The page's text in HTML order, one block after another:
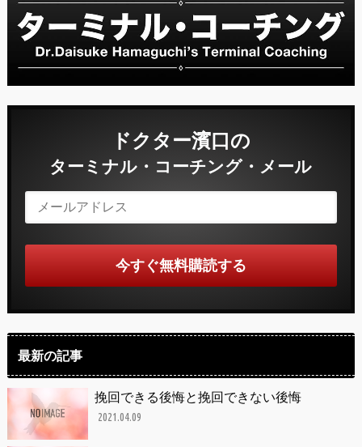
ドクター濱口の
ターミナル・コーチング・メール
最新の記事
挽回できる後悔と挽回できない後悔
2021.04.09